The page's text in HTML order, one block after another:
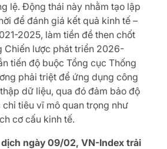
lệ. Động thái này nhằm tạo lập
để đánh giá kết quả kinh tế –
2025, làm tiền đề then chốt
Chiến lược phát triển 2026-
tiến độ buộc Tổng cục Thống
phải triệt để ứng dụng công
dữ liệu, qua đó đảm bảo độ
tiêu vĩ mô quan trọng như
cơ cấu kinh tế.
ngày 09/02, VN-Index trải